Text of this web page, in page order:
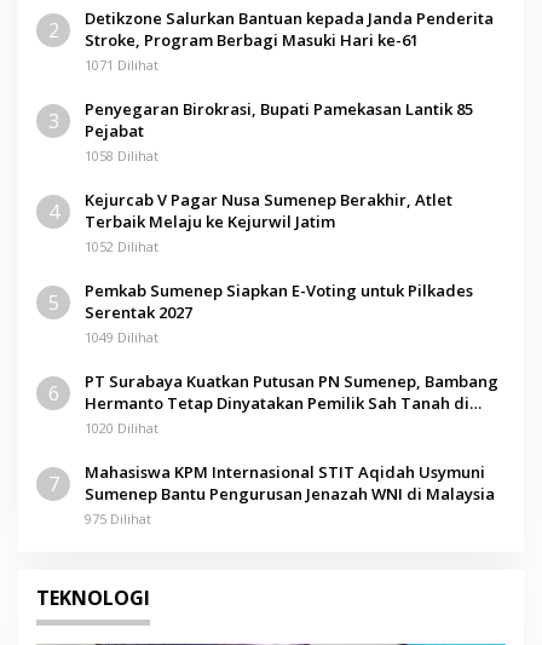
2
Detikzone Salurkan Bantuan kepada Janda Penderita
Stroke, Program Berbagi Masuki Hari ke-61
1071 Dilihat
3
Penyegaran Birokrasi, Bupati Pamekasan Lantik 85
Pejabat
1058 Dilihat
4
Kejurcab V Pagar Nusa Sumenep Berakhir, Atlet
Terbaik Melaju ke Kejurwil Jatim
1052 Dilihat
5
Pemkab Sumenep Siapkan E-Voting untuk Pilkades
Serentak 2027
1049 Dilihat
6
PT Surabaya Kuatkan Putusan PN Sumenep, Bambang
Hermanto Tetap Dinyatakan Pemilik Sah Tanah di
Pamolokan
1020 Dilihat
7
Mahasiswa KPM Internasional STIT Aqidah Usymuni
Sumenep Bantu Pengurusan Jenazah WNI di Malaysia
975 Dilihat
TEKNOLOGI